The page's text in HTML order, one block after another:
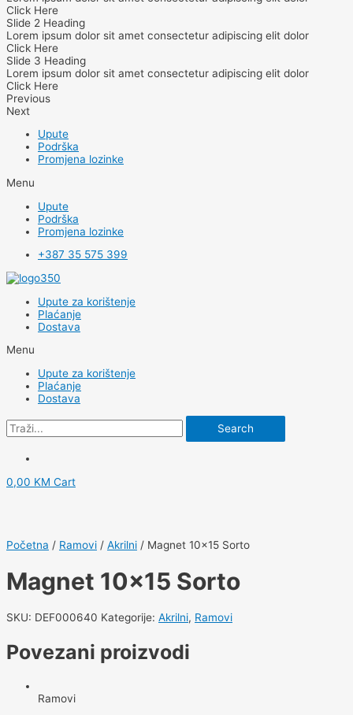
Click Here
Slide 2 Heading
Lorem ipsum dolor sit amet consectetur adipiscing elit dolor
Click Here
Slide 3 Heading
Lorem ipsum dolor sit amet consectetur adipiscing elit dolor
Click Here
Previous
Next
Upute
Podrška
Promjena lozinke
Menu
Upute
Podrška
Promjena lozinke
+387 35 575 399
Upute za korištenje
Plaćanje
Dostava
Menu
Upute za korištenje
Plaćanje
Dostava
Search
0,00 KM Cart
Početna / Ramovi / Akrilni / Magnet 10×15 Sorto
Magnet 10×15 Sorto
SKU: DEF000640 Kategorije: Akrilni, Ramovi
Povezani proizvodi
Ramovi